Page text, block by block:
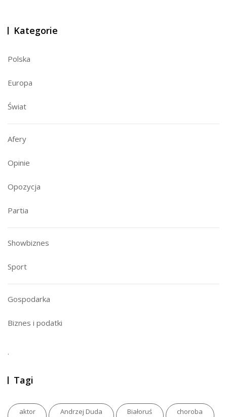
Kategorie
Polska
Europa
Świat
Afery
Opinie
Opozycja
Partia
Showbiznes
Sport
Gospodarka
Biznes i podatki
.
Tagi
aktor Andrzej Duda Białoruś choroba